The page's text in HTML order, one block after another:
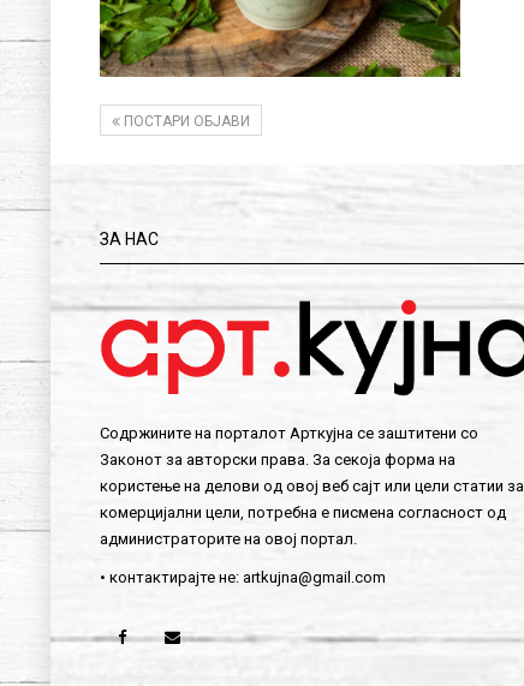
ПОСТАРИ ОБЈАВИ
ЗА НАС
Содржините на порталот Арткујна се заштитени со
Законот за авторски права. За секоја форма на
користење на делови од овој веб сајт или цели статии за
комерцијални цели, потребна е писмена согласност од
администраторите на овој портал.
• контактирајте не: artkujna@gmail.com